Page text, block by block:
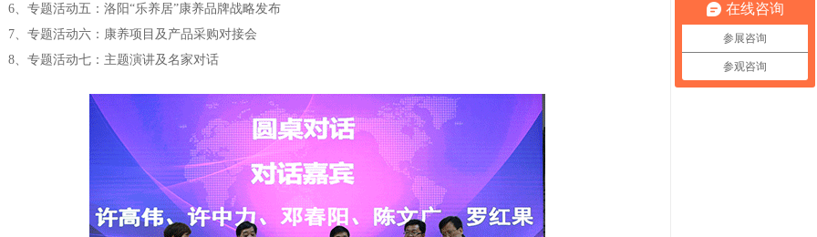
6、专题活动五：洛阳“乐养居”康养品牌战略发布
7、专题活动六：康养项目及产品采购对接会
8、专题活动七：主题演讲及名家对话
在线咨询
参展咨询
参观咨询